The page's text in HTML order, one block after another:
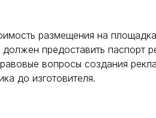
размещения на
предоставить паспорт
вопросы создания
до изготовителя.